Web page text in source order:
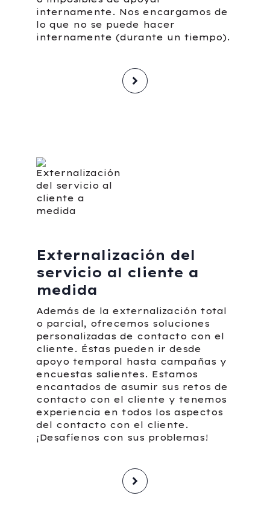
internamente. Nos encargamos de
lo que no se puede hacer
internamente (durante un tiempo).
Externalización del
servicio al cliente a
medida
Además de la externalización total
o parcial, ofrecemos soluciones
personalizadas de contacto con el
cliente. Éstas pueden ir desde
apoyo temporal hasta campañas y
encuestas salientes. Estamos
encantados de asumir sus retos de
contacto con el cliente y tenemos
experiencia en todos los aspectos
del contacto con el cliente.
¡Desafíenos con sus problemas!